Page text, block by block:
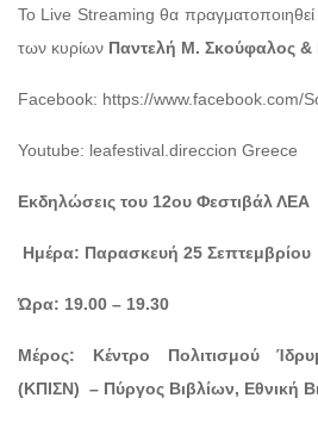
Το Live Streaming θα πραγματοποιηθεί
των κυρίων Παντελή Μ. Σκούφαλος
Facebook: https://www.facebook.com/
Youtube: leafestival.direccion Greece
Εκδηλώσεις του 12ου Φεστιβάλ ΛΕΑ
Ημέρα: Παρασκευή 25 Σεπτεμβρίου
Ώρα: 19.00 – 19.30
Μέρος: Κέντρο Πολιτισμού
(ΚΠΙΣΝ) – Πύργος Βιβλίων, Εθνική